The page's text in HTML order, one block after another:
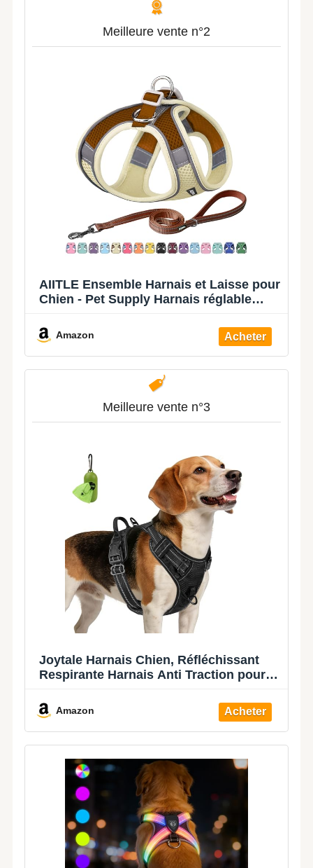
Meilleure vente n°2
AIITLE Ensemble Harnais et Laisse pour
Chien - Pet Supply Harnais réglable
étranglement, Facile à Mettre sur Les
Chiens de Taille Moyenne Beige L
Amazon
Meilleure vente n°3
Joytale Harnais Chien, Réfléchissant
Respirante Harnais Anti Traction pour
Contrôle Sécurité pour Moyen, Noir, M
Amazon